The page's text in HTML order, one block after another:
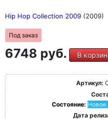
Hip Hop Collection 2009 (2009)
Под заказ
6748 руб. В
Артикул:
Состояние:
Дата